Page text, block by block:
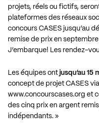
projets, réels ou fictifs,
plateformes des réseaux
concours CASES jusqu’au
remise de prix en
J’embarque! Les rendez-
Les équipes ont jusqu’au 15
concept de projet CASES
www.concourscases.org et
des cinq prix en argent
indépendants. »